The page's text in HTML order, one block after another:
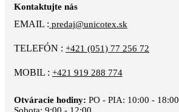
Kontaktujte nás
EMAIL : predaj@unicotex.sk
TELEFÓN : +421 (051) 77 256 72
MOBIL : +421 919 288 774
Otváracie hodiny: PO - PIA: 10:00 - 18:00